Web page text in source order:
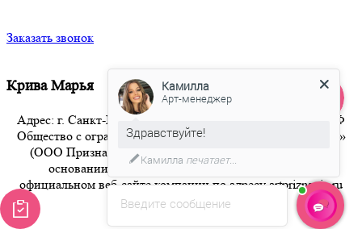
Заказать звонок
Крива Марья
Адрес: г. Санкт-Петербург 8-800-350-94-36 Бесплатный РФ
Общество с ограниченной ответственностью «Признание»
(ООО Признание) осуществляет свою деятельность на
основании публичной оферты, размещенной на
официальном веб-сайте компании по адресу artpriznanie.ru
office@artpriznanie.ru
Введите сообщение
Камилла
Арт-менеджер
Здравствуйте!
Камилла печатает...